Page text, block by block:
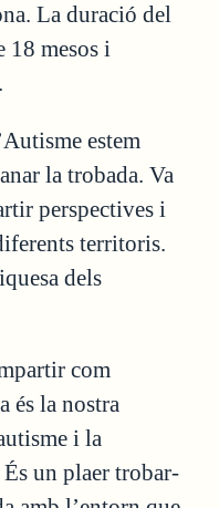
La duració del
18 mesos i
estem
la trobada. Va
perspectives i
territoris.
dels
com
és la nostra
i la
un plaer trobar-